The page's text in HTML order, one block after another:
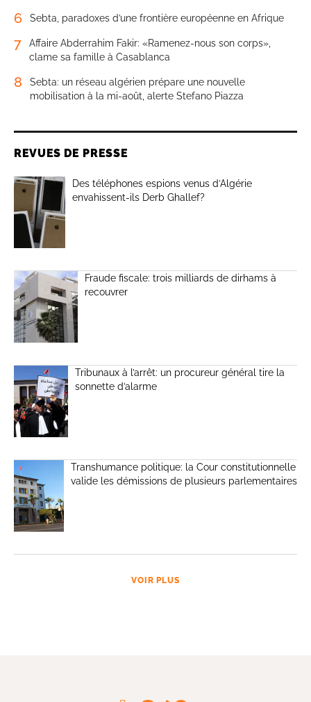
6 Sebta, paradoxes d’une frontière européenne en Afrique
7
Affaire Abderrahim Fakir: «Ramenez-nous son corps»,
clame sa famille à Casablanca
8
Sebta: un réseau algérien prépare une nouvelle
mobilisation à la mi-août, alerte Stefano Piazza
REVUES DE PRESSE
Des téléphones espions venus d’Algérie
envahissent-ils Derb Ghallef?
Fraude fiscale: trois milliards de dirhams à
recouvrer
Tribunaux à l’arrêt: un procureur général tire la
sonnette d’alarme
Transhumance politique: la Cour constitutionnelle
valide les démissions de plusieurs parlementaires
VOIR PLUS